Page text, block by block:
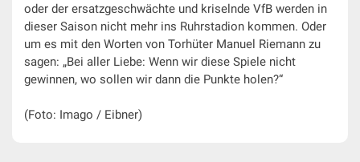
oder der ersatzgeschwächte und kriselnde VfB werden in
dieser Saison nicht mehr ins Ruhrstadion kommen. Oder
um es mit den Worten von Torhüter Manuel Riemann zu
sagen: „Bei aller Liebe: Wenn wir diese Spiele nicht
gewinnen, wo sollen wir dann die Punkte holen?“
(Foto: Imago / Eibner)